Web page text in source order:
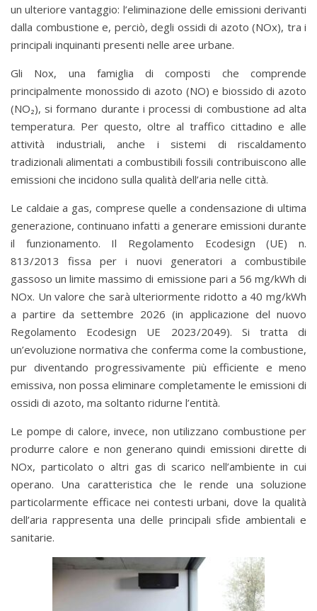
un ulteriore vantaggio: l’eliminazione delle emissioni derivanti
dalla combustione e, perciò, degli ossidi di azoto (NOx), tra i
principali inquinanti presenti nelle aree urbane.
Gli Nox, una famiglia di composti che comprende
principalmente monossido di azoto (NO) e biossido di azoto
(NO₂), si formano durante i processi di combustione ad alta
temperatura. Per questo, oltre al traffico cittadino e alle
attività industriali, anche i sistemi di riscaldamento
tradizionali alimentati a combustibili fossili contribuiscono alle
emissioni che incidono sulla qualità dell’aria nelle città.
Le caldaie a gas, comprese quelle a condensazione di ultima
generazione, continuano infatti a generare emissioni durante
il funzionamento. Il Regolamento Ecodesign (UE) n.
813/2013 fissa per i nuovi generatori a combustibile
gassoso un limite massimo di emissione pari a 56 mg/kWh di
NOx. Un valore che sarà ulteriormente ridotto a 40 mg/kWh
a partire da settembre 2026 (in applicazione del nuovo
Regolamento Ecodesign UE 2023/2049). Si tratta di
un’evoluzione normativa che conferma come la combustione,
pur diventando progressivamente più efficiente e meno
emissiva, non possa eliminare completamente le emissioni di
ossidi di azoto, ma soltanto ridurne l’entità.
Le pompe di calore, invece, non utilizzano combustione per
produrre calore e non generano quindi emissioni dirette di
NOx, particolato o altri gas di scarico nell’ambiente in cui
operano. Una caratteristica che le rende una soluzione
particolarmente efficace nei contesti urbani, dove la qualità
dell’aria rappresenta una delle principali sfide ambientali e
sanitarie.